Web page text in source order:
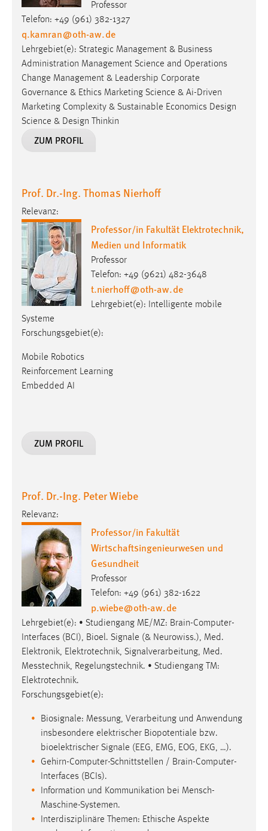
Professor
Telefon: +49 (961) 382-1327
q.kamran@oth-aw.de
Lehrgebiet(e): Strategic Management & Business
Administration Management Science and Operations
Change Management & Leadership Corporate
Governance & Ethics Marketing Science & Ai-Driven
Marketing Complexity & Sustainable Economics Design
Science & Design Thinkin
ZUM PROFIL
Prof. Dr.-Ing. Thomas Nierhoff
Relevanz:
Professor/in Fakultät Elektrotechnik,
Medien und Informatik
Professor
Telefon: +49 (9621) 482-3648
t.nierhoff@oth-aw.de
Lehrgebiet(e): Intelligente mobile
Systeme
Forschungsgebiet(e):
Mobile Robotics
Reinforcement Learning
Embedded AI
ZUM PROFIL
Prof. Dr.-Ing. Peter Wiebe
Relevanz:
Professor/in Fakultät
Wirtschaftsingenieurwesen und
Gesundheit
Professor
Telefon: +49 (961) 382-1622
p.wiebe@oth-aw.de
Lehrgebiet(e): • Studiengang ME/MZ: Brain-Computer-
Interfaces (BCI), Bioel. Signale (& Neurowiss.), Med.
Elektronik, Elektrotechnik, Signalverarbeitung, Med.
Messtechnik, Regelungstechnik. • Studiengang TM:
Elektrotechnik.
Forschungsgebiet(e):
Biosignale: Messung, Verarbeitung und Anwendung
insbesondere elektrischer Biopotentiale bzw.
bioelektrischer Signale (EEG, EMG, EOG, EKG, …).
Gehirn-Computer-Schnittstellen / Brain-Computer-
Interfaces (BCIs).
Information und Kommunikation bei Mensch-
Maschine-Systemen.
Interdisziplinäre Themen: Ethische Aspekte
fe_user, be_user, be_lastLoginProvider
Zweck:
Dieser Cookie ist notwendig um sich an der Website
einloggen zu können.
Cookie Laufzeit:
24 Stunden
STATISTIK
unsere Besucher unsere Website nutzen.
Matomo
Name:
_pk_ref, _pk_cvar, _pk_id, _pk_ses
Zweck:
Zugriffsstatistik
Cookie Laufzeit:
Max. 13 Monate
MARKETING
hinweg verfolgen.
Name:
Anbieter:
Google Ireland Limited
Zweck:
Conversion-Tracking
Cookie Laufzeit:
Facebook Pixel
Name:
_fbp
Facebook
Zweck:
Conversion-Tracking
Cookie Laufzeit:
3 Monate